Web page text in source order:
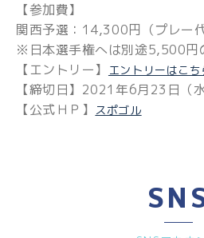
【参加費】
関西予選：14,300円（プレー
※日本選手権へは別途5,500円
【エントリー】
エントリーはこ
【締切日】2021年6月23日（水
【公式ＨＰ】 スポゴル